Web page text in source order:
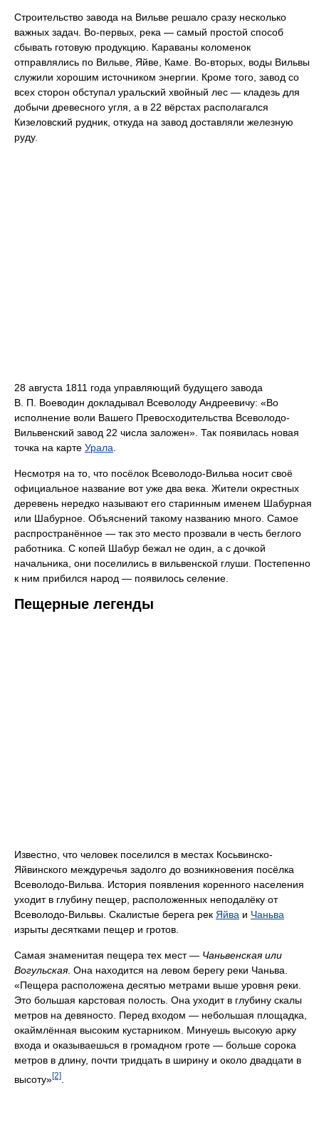
Строительство завода на Вильве решало сразу несколько
важных задач. Во-первых, река — самый простой способ
сбывать готовую продукцию. Караваны коломенок
отправлялись по Вильве, Яйве, Каме. Во-вторых, воды Вильвы
служили хорошим источником энергии. Кроме того, завод со
всех сторон обступал уральский хвойный лес — кладезь для
добычи древесного угля, а в 22 вёрстах располагался
Кизеловский рудник, откуда на завод доставляли железную
руду.
28 августа 1811 года управляющий будущего завода
В. П. Воеводин докладывал Всеволоду Андреевичу: «Во
исполнение воли Вашего Превосходительства Всеволодо-
Вильвенский завод 22 числа заложен». Так появилась новая
точка на карте Урала
Несмотря на то, что посёлок Всеволодо-Вильва носит своё
официальное название вот уже два века. Жители окрестных
деревень нередко называют его старинным именем Шабурная
или Шабурное. Объяснений такому названию много. Самое
распространённое — так это место прозвали в честь беглого
работника. С копей Шабур бежал не один, а с дочкой
начальника, они поселились в вильвенской глуши. Постепенно
к ним прибился народ — появилось селение.
Пещерные легенды
Известно, что человек поселился в местах Косьвинско-
Яйвинского междуречья задолго до возникновения посёлка
Всеволодо-Вильва. История появления коренного населения
уходит в глубину пещер, расположенных неподалёку от
Всеволодо-Вильвы. Скалистые берега рек Яйва и Чаньва
изрыты десятками пещер и гротов.
Самая знаменитая пещера тех мест — Чаньвенская или
Вогульская. Она находится на левом берегу реки Чаньва.
«Пещера расположена десятью метрами выше уровня реки.
Это большая карстовая полость. Она уходит в глубину скалы
метров на девяносто. Перед входом — небольшая площадка,
окаймлённая высоким кустарником. Минуешь высокую арку
входа и оказываешься в громадном гроте — больше сорока
метров в длину, почти тридцать в ширину и около двадцати в
высоту»[2]